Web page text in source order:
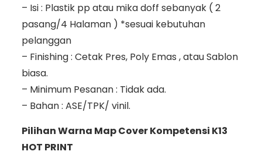
– Isi : Plastik pp atau mika doff sebanyak ( 2
pasang/4 Halaman ) *sesuai kebutuhan
pelanggan
– Finishing : Cetak Pres, Poly Emas , atau Sablon
biasa.
– Minimum Pesanan : Tidak ada.
– Bahan : ASE/TPK/ vinil.
Pilihan Warna Map Cover Kompetensi K13
HOT PRINT